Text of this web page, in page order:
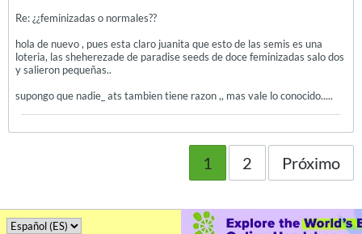
Re: ¿¿feminizadas o normales??
hola de nuevo , pues esta claro juanita que esto de las semis es una
loteria, las sheherezade de paradise seeds de doce feminizadas salo dos
y salieron pequeñas..
supongo que nadie_ ats tambien tiene razon ,, mas vale lo conocido.....
1 2 Próximo